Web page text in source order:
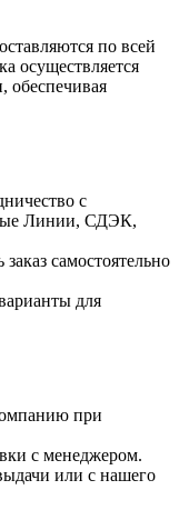
по всей
осуществляется
обеспечивая
с
Линии, СДЭК,
самостоятельно
для
при
с менеджером.
или с нашего